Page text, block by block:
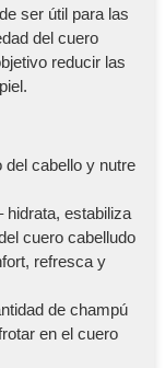
ser útil para las
del cuero
reducir las
cabello y nutre
hidrata, estabiliza
cuero cabelludo
refresca y
de champú
en el cuero